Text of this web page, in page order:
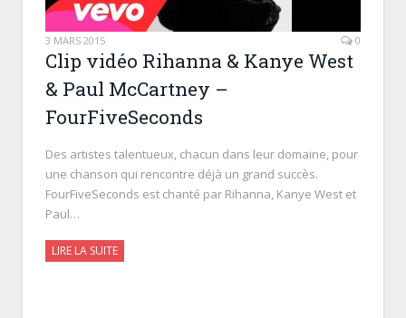
3 MARS 2015 0
Clip vidéo Rihanna & Kanye West
& Paul McCartney –
FourFiveSeconds
Des artistes talentueux, chacun dans leur domaine, pour
une chanson qui rencontre déjà un grand succès.
FourFiveSeconds est chanté par Rihanna, Kanye West et
Paul…
LIRE LA SUITE